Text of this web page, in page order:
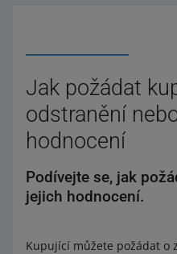
Jak požádat
odstranění
hodnocení
Podívejte se, jak
jejich hodnocení.
Kupující můžete požádat o